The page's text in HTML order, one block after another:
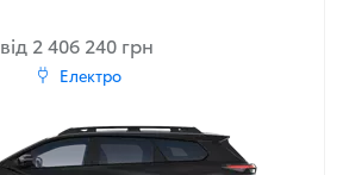
від 2 406 240 грн
Електро